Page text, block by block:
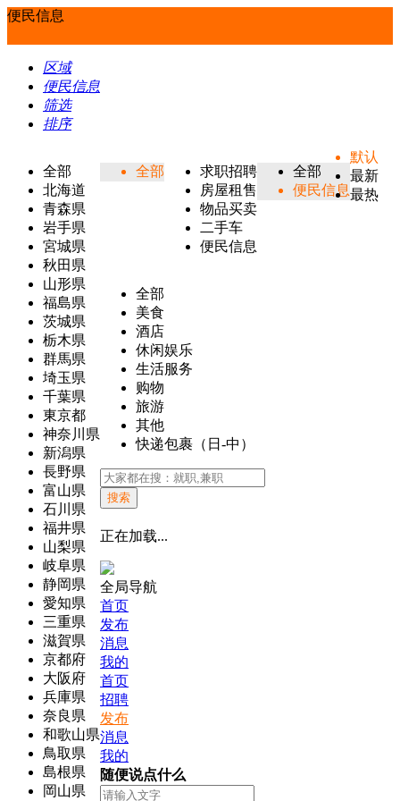
便民信息
区域
便民信息
筛选
排序
全部
北海道
青森県
岩手県
宮城県
秋田県
山形県
福島県
茨城県
栃木県
群馬県
埼玉県
千葉県
東京都
神奈川県
新潟県
長野県
富山県
石川県
福井県
山梨県
岐阜県
静岡県
愛知県
三重県
滋賀県
京都府
大阪府
兵庫県
奈良県
和歌山県
鳥取県
島根県
岡山県
全部
求职招聘
房屋租售
物品买卖
二手车
便民信息
全部
便民信息
全部
美食
酒店
休闲娱乐
生活服务
购物
旅游
其他
快递包裹（日-中）
默认
最新
最热
搜索
正在加载...
全局导航
首页
发布
消息
我的
首页
招聘
发布
消息
我的
随便说点什么